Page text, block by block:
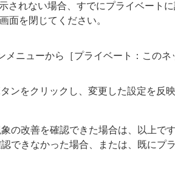
されない場合、すでにプライベート
面を閉じてください。
メニューから［プライベート：この
タンをクリックし、変更した設定を反
象の改善を確認できた場合は、以上で
できなかった場合、または、既にプ